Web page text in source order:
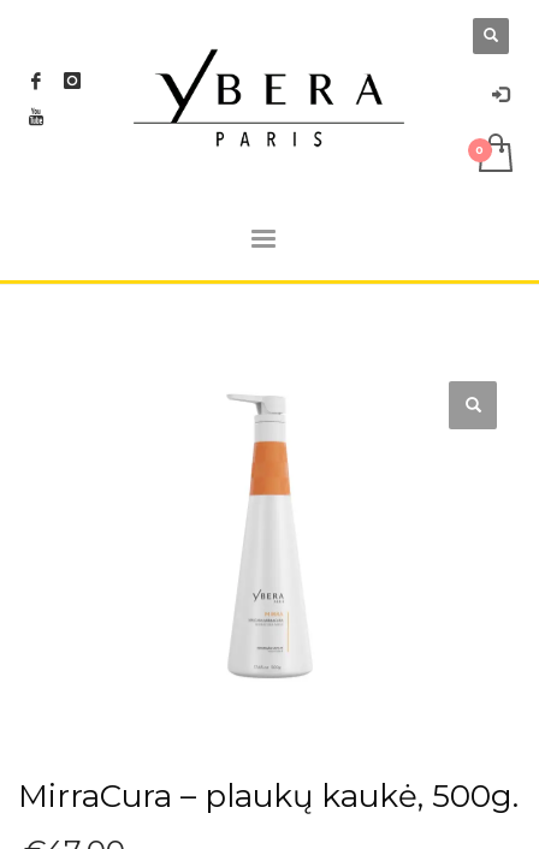
MirraCura – plaukų kaukė, 500g.